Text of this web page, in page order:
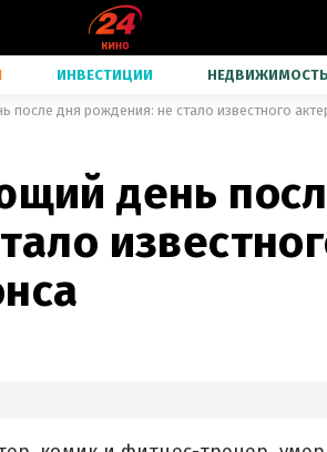
ИНВЕСТИЦИИ НЕДВИЖИМОСТЬ
после дня рождения: не стало известного
день